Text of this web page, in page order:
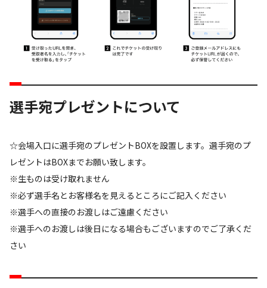
選手宛プレゼントについて
☆会場入口に選手宛のプレゼントBOXを設置します。選手宛のプ
レゼントはBOXまでお願い致します。
※生ものは受け取れません
※必ず選手名とお客様名を見えるところにご記入ください
※選手への直接のお渡しはご遠慮ください
※選手へのお渡しは後日になる場合もございますのでご了承くだ
さい